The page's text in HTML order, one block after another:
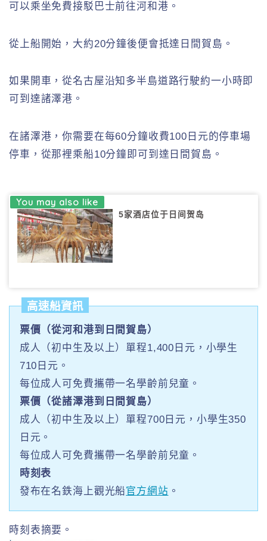
可以乘坐免費接駁巴士前往河和港。
從上船開始，大約20分鐘後便會抵達日間賀島。
如果開車，從名古屋沿知多半島道路行駛約一小時即
可到達諸澤港。
在諸澤港，你需要在每60分鐘收費100日元的停車場
停車，從那裡乘船10分鐘即可到達日間賀島。
5家酒店位于日间贺岛
高速船資訊
票價（從河和港到日間賀島）
成人（初中生及以上）單程1,400日元，小學生
710日元。
每位成人可免費攜帶一名學齡前兒童。
票價（從諸澤港到日間賀島）
成人（初中生及以上）單程700日元，小學生350
日元。
每位成人可免費攜帶一名學齡前兒童。
時刻表
發布在名鉄海上觀光船官方網站 。
時刻表摘要。